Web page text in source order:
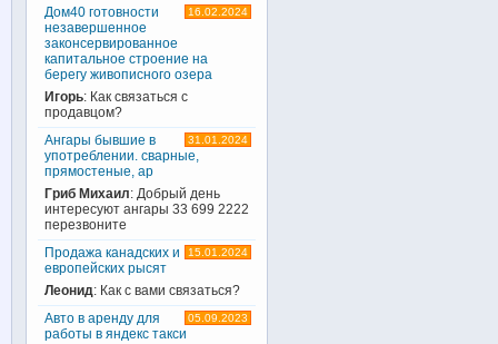
16.02.2024
Дом40 готовности
незавершенное
законсервированное
капитальное строение на
берегу живописного озера
Игорь: Как связаться с
продавцом?
31.01.2024
Ангары бывшие в
употреблении. сварные,
прямостеные, ар
Гриб Михаил: Добрый день
интересуют ангары 33 699 2222
перезвоните
15.01.2024
Продажа канадских и
европейских рысят
Леонид: Как с вами связаться?
05.09.2023
Авто в аренду для
работы в яндекс такси